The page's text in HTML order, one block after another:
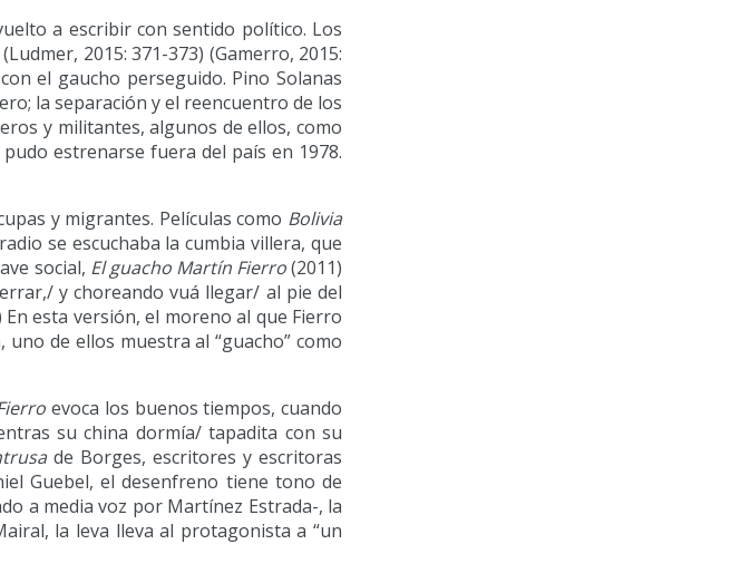
a escribir con sentido político. Los
2015: 371-373) (Gamerro, 2015:
el gaucho perseguido. Pino Solanas
la separación y el reencuentro de los
y militantes, algunos de ellos, como
estrenarse fuera del país en 1978.
y migrantes. Películas como Bolivia
se escuchaba la cumbia villera, que
social, El guacho Martín Fierro(2011)
y choreando vuá llegar/ al pie del
esta versión, el moreno al que Fierro
de ellos muestra al “guacho” como
evoca los buenos tiempos, cuando
su china dormía/ tapadita con su
de Borges, escritores y escritoras
Guebel, el desenfreno tiene tono de
a media voz por Martínez Estrada-, la
la leva lleva al protagonista a “un